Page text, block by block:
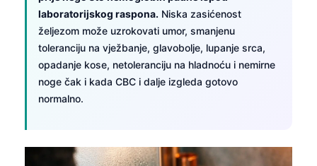
laboratorijskog raspona. Niska zasićenost
željezom može uzrokovati umor, smanjenu
toleranciju na vježbanje, glavobolje, lupanje srca,
opadanje kose, netoleranciju na hladnoću i nemirne
noge čak i kada CBC i dalje izgleda gotovo
normalno.